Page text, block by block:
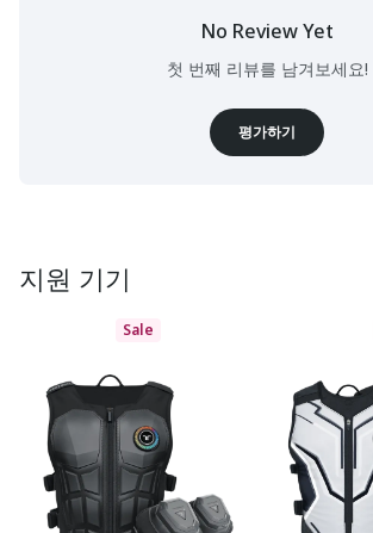
No Review Yet
첫 번째 리뷰를 남겨보세요!
평가하기
지원 기기
Sale